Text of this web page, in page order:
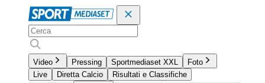
Video Pressing Sportmediaset XXL
Foto
Live
Diretta Calcio
Risultati e Classifiche